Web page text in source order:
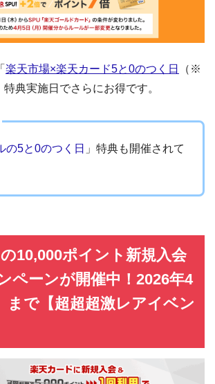
楽天市場×楽天カード5と0のつく日
（※
典実施日でさらにお得です。
の5と0のつく日 」特典も開催されて
10,000ポイント新規入会
ペーンが開催中！2026年4
まで【超超超激レアイベン